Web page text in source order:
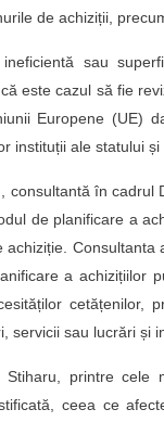
de achiziții,
ineficientă sau
este cazul să fie
Europene (UE)
instituții ale statului și
, consultantă în
de planificare a
achiziție.
a achizițiilor
cetățenilor,
servicii sau lucrări și
Stiharu, printre cele
ceea ce